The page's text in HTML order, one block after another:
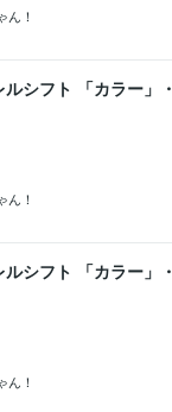
解く宝物(才能)鑑定】
の悩み 仕事 家族の悩み
ん！
シフト 「カラー」・
ん！
シフト 「カラー」・
ん！